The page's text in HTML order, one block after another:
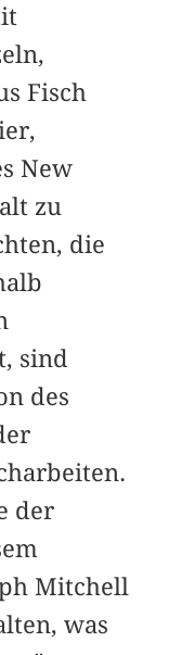
Fisch
New
zu
die
sind
des
der
Mitchell
was